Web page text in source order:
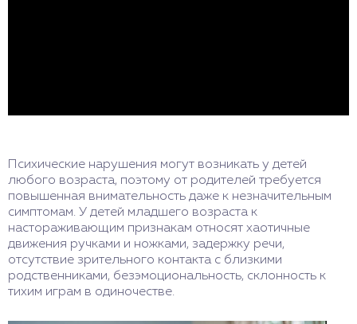
Психические нарушения могут возникать у детей
любого возраста, поэтому от родителей требуется
повышенная внимательность даже к незначительным
симптомам. У детей младшего возраста к
настораживающим признакам относят хаотичные
движения ручками и ножками, задержку речи,
отсутствие зрительного контакта с близкими
родственниками, безэмоциональность, склонность к
тихим играм в одиночестве.